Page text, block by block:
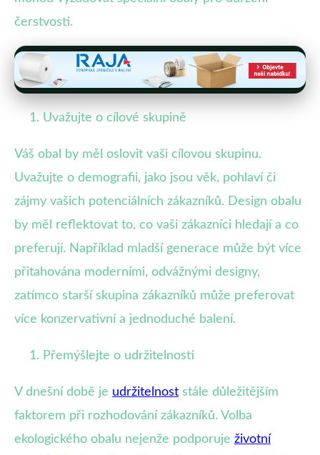
čerstvosti.
Uvažujte o cílové skupině
Váš obal by měl oslovit vaši cílovou skupinu.
Uvažujte o demografii, jako jsou věk, pohlaví či
zájmy vašich potenciálních zákazníků. Design obalu
by měl reflektovat to, co vaši zákazníci hledají a co
preferují. Například mladší generace může být více
přitahována moderními, odvážnými designy,
zatímco starší skupina zákazníků může preferovat
více konzervativní a jednoduché balení.
Přemýšlejte o udržitelnosti
V dnešní době je udržitelnost stále důležitějším
faktorem při rozhodování zákazníků. Volba
ekologického obalu nejenže podporuje životní